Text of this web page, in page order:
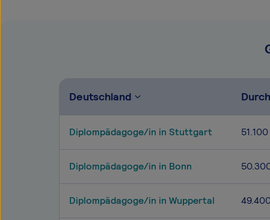
Deutschland
Diplompädagoge/in in Stuttgart
Diplompädagoge/in in Bonn
Diplompädagoge/in in Wuppertal